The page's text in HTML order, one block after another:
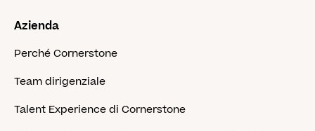
Azienda
Perché Cornerstone
Team dirigenziale
Talent Experience di Cornerstone